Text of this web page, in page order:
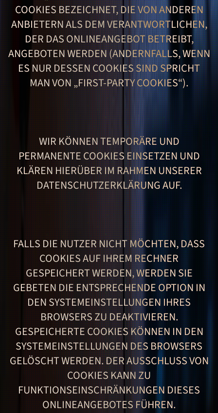
OKIES BEZEICHNET, DIE VON ANDEREN AN
BIETERN ALS DEM VERANTWORTLICHEN, DE
R DAS ONLINEANGEBOT BETREIBT, AN
GEBOTEN WERDEN (ANDERNFALLS, WENN ES
NUR DESSEN COOKIES SIND SPRICHT MA
N VON „FIRST-PARTY COOKIES“).
WIR KÖNNEN TEMPORÄRE UND
PERMANENTE COOKIES EINSETZEN UND
KLÄREN HIERÜBER IM RAHMEN UNSERER
DATENSCHUTZERKLÄRUNG AUF.
FALLS DIE NUTZER NICHT MÖCHTEN, DASS
COOKIES AUF IHREM RECHNER
GESPEICHERT WERDEN, WERDEN SIE
GEBETEN DIE ENTSPRECHENDE OPTION IN
DEN SYSTEMEINSTELLUNGEN IHRES
BROWSERS ZU DEAKTIVIEREN.
GESPEICHERTE COOKIES KÖNNEN IN DEN
SYSTEMEINSTELLUNGEN DES BROWSERS
GELÖSCHT WERDEN. DER AUSSCHLUSS VON
COOKIES KANN ZU
FUNKTIONSEINSCHRÄNKUNGEN DIESES
ONLINEANGEBOTES FÜHREN.